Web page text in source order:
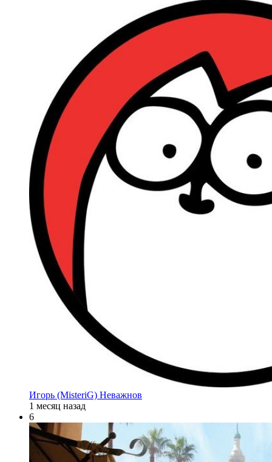
Игорь (MisteriG) Неважнов
1 месяц назад
6